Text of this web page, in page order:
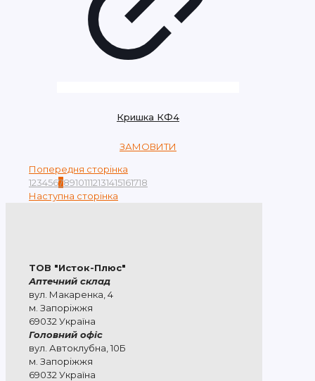
Кришка КФ4
ЗАМОВИТИ
Попередня сторінка
123456789101112131415161718
Наступна сторінка
ТОВ "Исток-Плюс"
Аптечний склад
вул. Макаренка, 4
м. Запоріжжя
69032 Україна
Головний офіс
вул. Автоклубна, 10Б
м. Запоріжжя
69032 Україна